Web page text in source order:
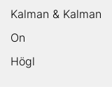
Kalman & Kalman
On
Högl